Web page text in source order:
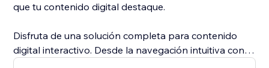
que tu contenido digital destaque.
Disfruta de una solución completa para contenido
digital interactivo. Desde la navegación intuitiva con